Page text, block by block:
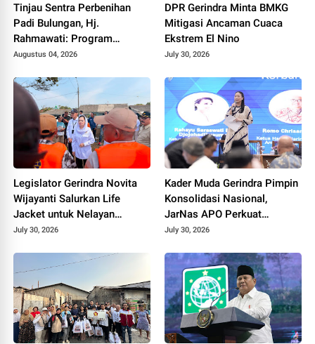
Tinjau Sentra Perbenihan
Padi Bulungan, Hj.
Rahmawati: Program
Prabowo Bikin Petani Makin
Augustus 04, 2026
DPR Gerindra Minta BMKG
Mitigasi Ancaman Cuaca
Ekstrem El Nino
July 30, 2026
Legislator Gerindra Novita
Wijayanti Salurkan Life
Jacket untuk Nelayan
Cilacap, Tegaskan
Harus Jadi Prioritas
July 30, 2026
Kader Muda Gerindra Pimpin
Konsolidasi Nasional,
JarNas APO Perkuat
Perlawanan terhadap Modus
July 30, 2026